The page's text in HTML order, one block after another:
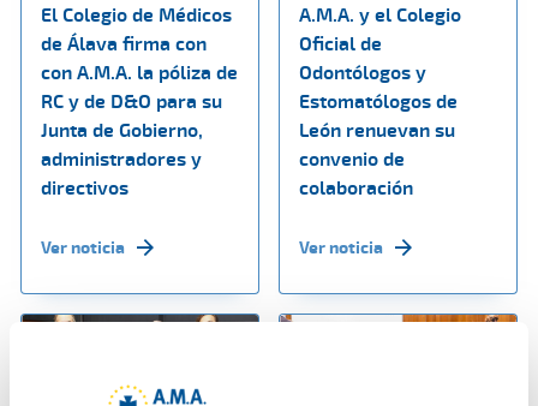
El Colegio de Médicos
de Álava firma con
con A.M.A. la póliza de
RC y de D&O para su
Junta de Gobierno,
administradores y
directivos
Ver noticia
A.M.A. y el Colegio
Oficial de
Odontólogos y
Estomatólogos de
León renuevan su
convenio de
colaboración
Ver noticia